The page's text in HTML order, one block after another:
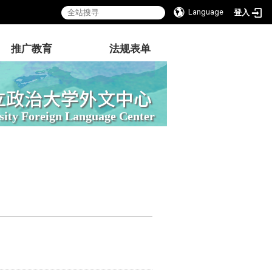
Language 登入
政治大学外文中心
Foreign Language Center
推广教育 法规表单